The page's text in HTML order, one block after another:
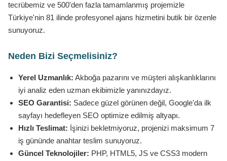
tecrübemiz ve 500'den fazla tamamlanmış projemizle
Türkiye'nin 81 ilinde profesyonel ajans hizmetini butik bir özenle
sunuyoruz.
Neden Bizi Seçmelisiniz?
Yerel Uzmanlık: Akboğa pazarını ve müşteri alışkanlıklarını
iyi analiz eden uzman ekibimizle yanınızdayız.
SEO Garantisi: Sadece güzel görünen değil, Google'da ilk
sayfayı hedefleyen SEO optimize edilmiş altyapı.
Hızlı Teslimat: İşinizi bekletmiyoruz, projenizi maksimum 7
iş gününde anahtar teslim sunuyoruz.
Güncel Teknolojiler: PHP, HTML5, JS ve CSS3 modern